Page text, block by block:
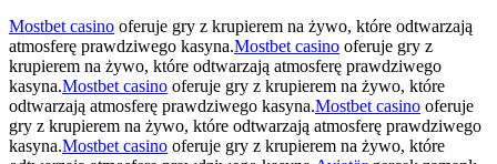
Mostbet casino oferuje gry z krupierem na żywo, które odtwarzają
atmosferę prawdziwego kasyna.Mostbet casino oferuje gry z
krupierem na żywo, które odtwarzają atmosferę prawdziwego
kasyna.Mostbet casino oferuje gry z krupierem na żywo, które
odtwarzają atmosferę prawdziwego kasyna.Mostbet casino oferuje
gry z krupierem na żywo, które odtwarzają atmosferę prawdziwego
kasyna.Mostbet casino oferuje gry z krupierem na żywo, które